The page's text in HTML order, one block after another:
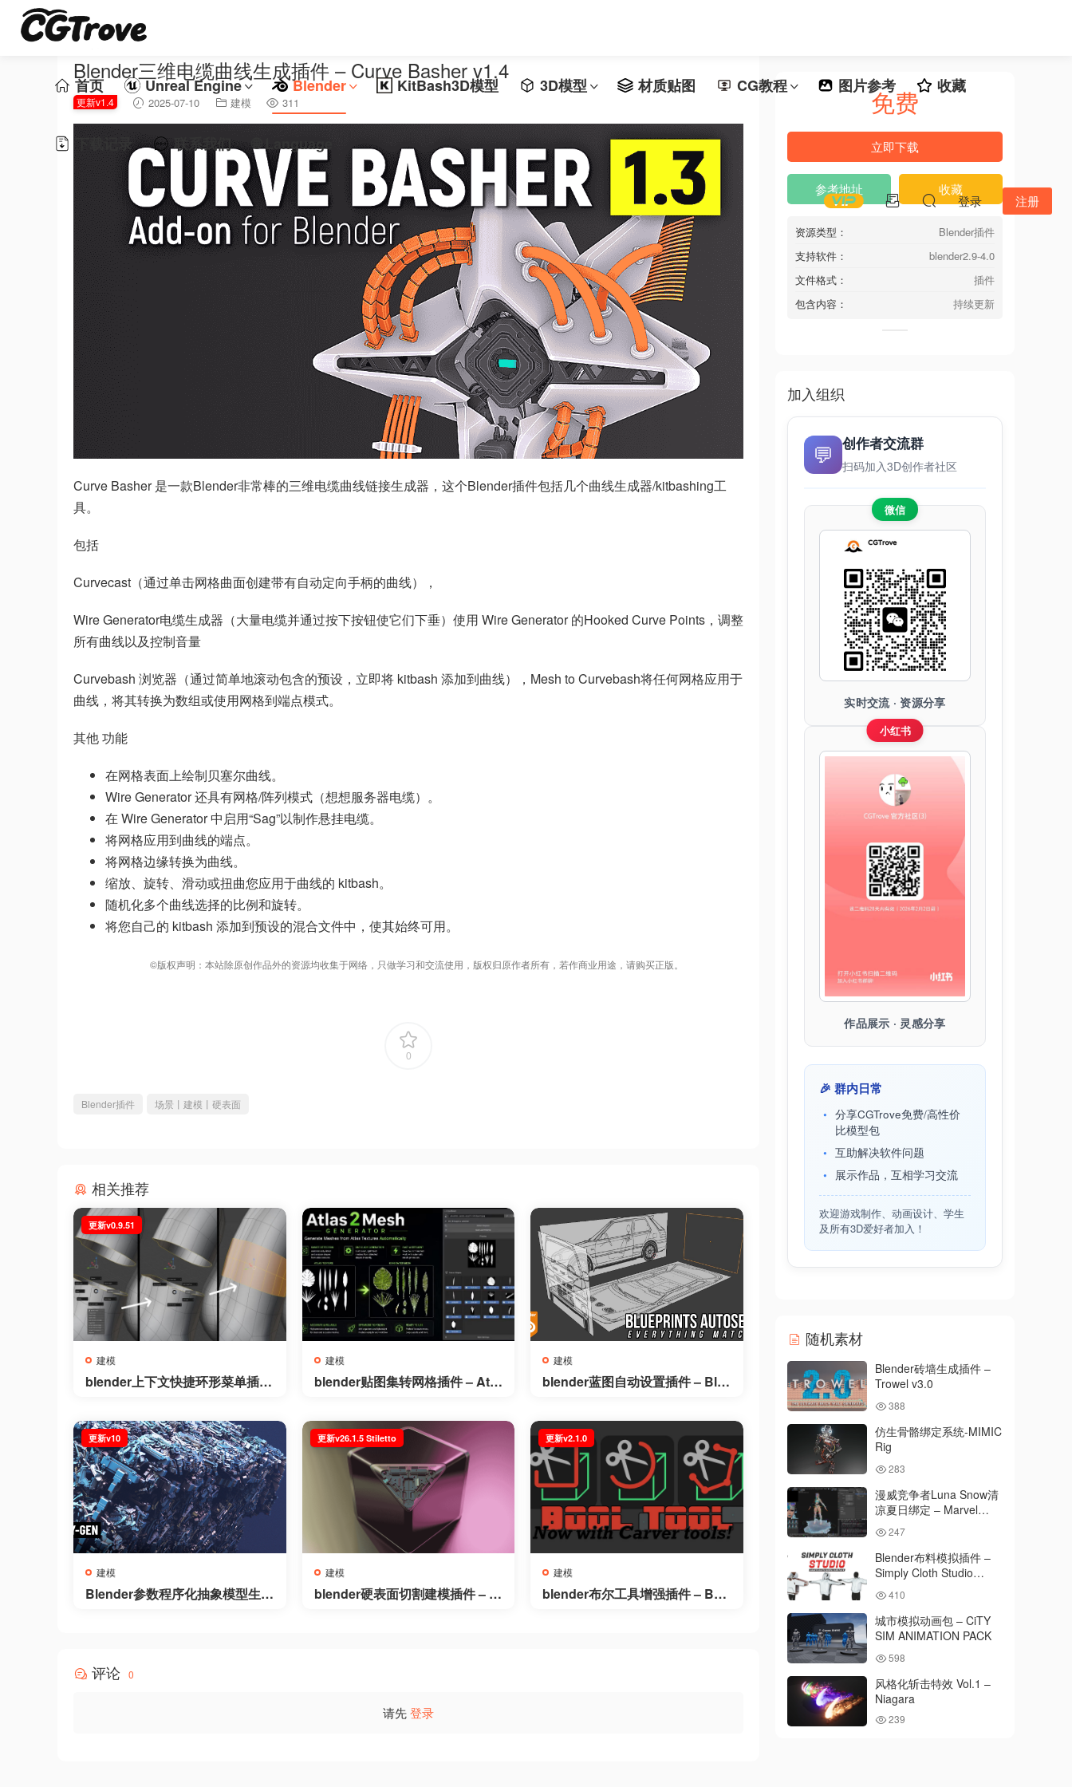
首页 Unreal Engine Blender KitBash3D模型 3D模型 材质贴图 CG教程 图片参考 收藏
下载记录 联系我们 🌐 Language
登录 注册
Blender三维电缆曲线生成插件 – Curve Basher v1.4
更新v1.4 2025-07-10 建模 311
Curve Basher 是一款Blender非常棒的三维电缆曲线链接生成器，这个Blender插件包括几个曲线生成器/kitbashing工
具。
包括
Curvecast（通过单击网格曲面创建带有自动定向手柄的曲线），
Wire Generator电缆生成器（大量电缆并通过按下按钮使它们下垂）使用 Wire Generator 的Hooked Curve Points，调整
所有曲线以及控制音量
Curvebash 浏览器（通过简单地滚动包含的预设，立即将 kitbash 添加到曲线），Mesh to Curvebash将任何网格应用于
曲线，将其转换为数组或使用网格到端点模式。
其他 功能
在网格表面上绘制贝塞尔曲线。
Wire Generator 还具有网格/阵列模式（想想服务器电缆）。
在 Wire Generator 中启用“Sag”以制作悬挂电缆。
将网格应用到曲线的端点。
将网格边缘转换为曲线。
缩放、旋转、滑动或扭曲您应用于曲线的 kitbash。
随机化多个曲线选择的比例和旋转。
将您自己的 kitbash 添加到预设的混合文件中，使其始终可用。
©版权声明：本站除原创作品外的资源均收集于网络，只做学习和交流使用，版权归原作者所有，若作商业用途，请购买正版。
0
Blender插件 场景丨建模丨硬表面
相关推荐
建模
blender上下文快捷环形菜单插件
更新v0.9.51
建模
blender贴图集转网格插件 – Atla
建模
blender蓝图自动设置插件 – Blu
建模
Blender参数程序化抽象模型生成
更新v10
建模
blender硬表面切割建模插件 – B
更新v26.1.5 Stiletto
建模
blender布尔工具增强插件 – Boo
更新v2.1.0
评论 0
请先登录
免费
立即下载
参考地址 收藏
资源类型：
Blender插件
支持软件：
blender2.9-4.0
文件格式：
插件
包含内容：
持续更新
加入组织
💬
创作者交流群
扫码加入3D创作者社区
微信
实时交流 · 资源分享
小红书
作品展示 · 灵感分享
🎉 群内日常
分享CGTrove免费/高性价
比模型包
互助解决软件问题
展示作品，互相学习交流
欢迎游戏制作、动画设计、学生
及所有3D爱好者加入！
随机素材
Blender砖墙生成插件 –
Trowel v3.0
388
仿生骨骼绑定系统-MIMIC
Rig
283
漫威竞争者Luna Snow清
凉夏日绑定 – Marvel
Summer RIG
247
Blender布料模拟插件 –
Simply Cloth Studio
410
城市模拟动画包 – CiTY
SIM ANIMATION PACK
598
风格化斩击特效 Vol.1 –
Niagara
239